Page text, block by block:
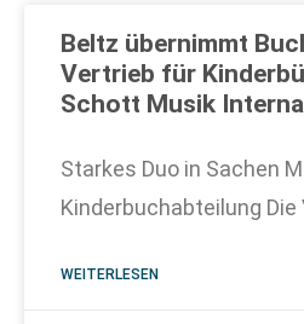
Beltz übernimmt
Vertrieb für
Schott Musik
Starkes Duo in Sachen
Kinderbuchabteilung Die
WEITERLESEN